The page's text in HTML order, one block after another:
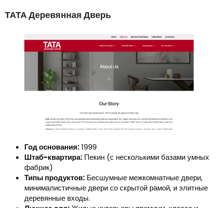
ТАТА Деревянная Дверь
Год основания:1999
Штаб-квартира: Пекин (с несколькими базами умных
фабрик)
Типы продуктов: Бесшумные межкомнатные двери,
минималистичные двери со скрытой рамой, и элитные
деревянные входы.